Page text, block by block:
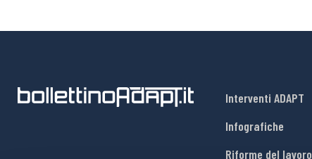
Interventi ADAPT
Infografiche
Riforme del lavoro